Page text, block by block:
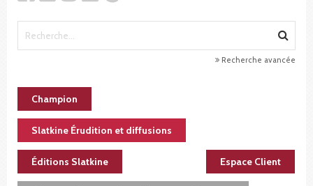
Recherche avancée
Champion
Slatkine Érudition et diffusions
Éditions Slatkine Espace Client